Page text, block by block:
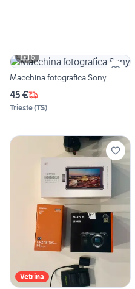
6
Macchina fotografica Sony
45 €
Trieste(TS)
Vetrina